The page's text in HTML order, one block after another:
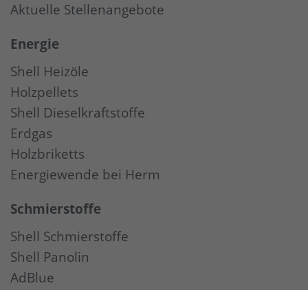
Aktuelle Stellenangebote
Energie
Shell Heizöle
Holzpellets
Shell Dieselkraftstoffe
Erdgas
Holzbriketts
Energiewende bei Herm
Schmierstoffe
Shell Schmierstoffe
Shell Panolin
AdBlue